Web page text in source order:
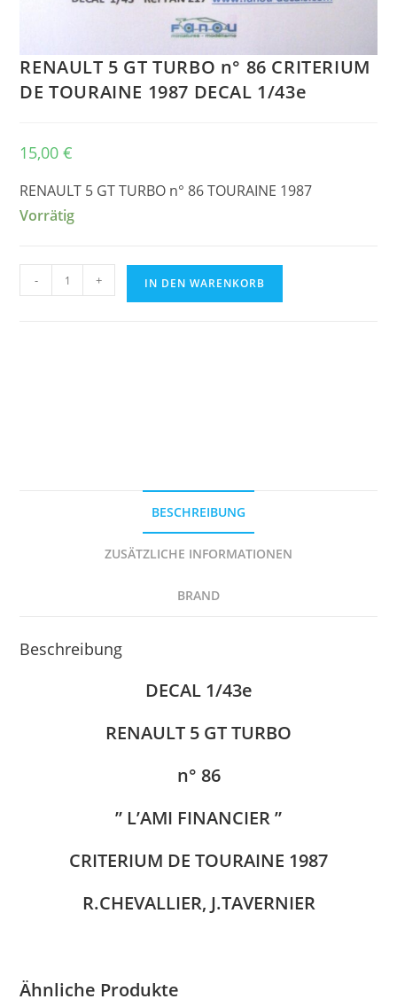
RENAULT 5 GT TURBO n° 86 CRITERIUM
DE TOURAINE 1987 DECAL 1/43e
15,00€
RENAULT 5 GT TURBO n° 86 TOURAINE 1987
Vorrätig
RENAULT
5
- + IN DEN WARENKORB
BESCHREIBUNG
ZUSÄTZLICHE INFORMATIONEN
BRAND
Beschreibung
DECAL 1/43e
RENAULT 5 GT TURBO
n° 86
” L’AMI FINANCIER ”
CRITERIUM DE TOURAINE 1987
R.CHEVALLIER, J.TAVERNIER
Ähnliche Produkte